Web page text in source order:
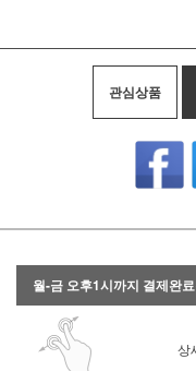
관심상품
월-금 오후1시까지 결제완
상